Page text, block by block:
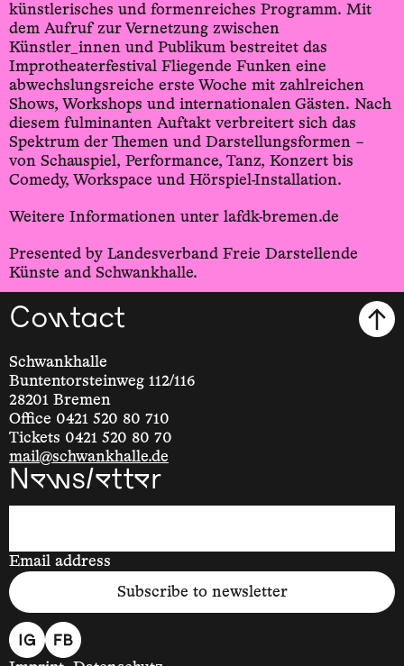
künstlerisches und formenreiches Programm. Mit
dem Aufruf zur Vernetzung zwischen
Künstler_innen und Publikum bestreitet das
Improtheaterfestival Fliegende Funken eine
abwechslungsreiche erste Woche mit zahlreichen
Shows, Workshops und internationalen Gästen. Nach
diesem fulminanten Auftakt verbreitert sich das
Spektrum der Themen und Darstellungsformen –
von Schauspiel, Performance, Tanz, Konzert bis
Comedy, Workspace und Hörspiel-Installation.
Weitere Informationen unter lafdk-bremen.de
Presented by Landesverband Freie Darstellende
Künste and Schwankhalle.
Contact
Schwankhalle
Buntentorsteinweg 112/116
28201 Bremen
Office 0421 520 80 710
Tickets 0421 520 80 70
mail@schwankhalle.de
Newsletter
Email address
Subscribe to newsletter